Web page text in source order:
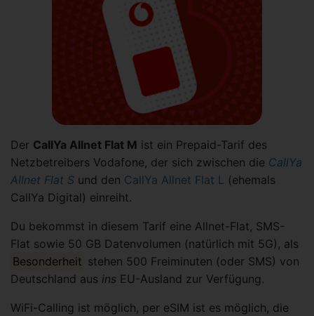
Der CallYa Allnet Flat M ist ein Prepaid-Tarif des
Netzbetreibers Vodafone, der sich zwischen die CallYa
Allnet Flat S und den CallYa Allnet Flat L (ehemals
CallYa Digital) einreiht.
Du bekommst in diesem Tarif eine Allnet-Flat, SMS-
Flat sowie 50 GB Datenvolumen (natürlich mit 5G), als
Besonderheit stehen 500 Freiminuten (oder SMS) von
Deutschland aus ins EU-Ausland zur Verfügung.
WiFi-Calling ist möglich, per eSIM ist es möglich, die